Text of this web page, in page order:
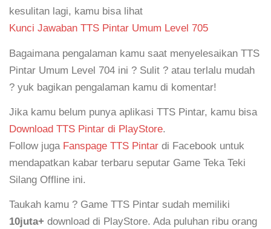
kesulitan lagi, kamu bisa lihat
Kunci Jawaban TTS Pintar Umum Level 705
Bagaimana pengalaman kamu saat menyelesaikan TTS
Pintar Umum Level 704 ini ? Sulit ? atau terlalu mudah
? yuk bagikan pengalaman kamu di komentar!
Jika kamu belum punya aplikasi TTS Pintar, kamu bisa
Download TTS Pintar di PlayStore.
Follow juga Fanspage TTS Pintar di Facebook untuk
mendapatkan kabar terbaru seputar Game Teka Teki
Silang Offline ini.
Taukah kamu ? Game TTS Pintar sudah memiliki
10juta+ download di PlayStore. Ada puluhan ribu orang